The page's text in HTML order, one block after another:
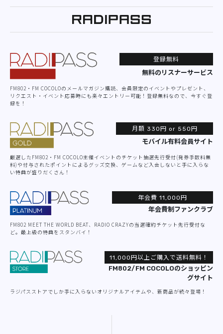
登録無料
無料のリスナーサービス
FM802・FM COCOLOのメールマガジン購読、会員限定のイベントやプレゼント、
リクエスト・イベント応募時にも楽々エントリー可能！登録無料なので、今すぐ登
録を！
月額 330円 or 550円
モバイル有料会員サイト
厳選したFM802・FM COCOLO主催イベントのチケット抽選先行受付(発券手数料無
料)や付与されたポイントによるグッズ交換、ゲームなど入会しないと手に入らな
い特典が盛りだくさん！
年会費 11,000円
年会費制ファンクラブ
FM802 MEET THE WORLD BEAT、RADIO CRAZYの当選確約チケット先行受付な
ど。最上級の特典をスタンバイ！
11,000円以上ご購入で送料無料！
FM802/FM COCOLOのショッピン
グサイト
ラジパスストアでしか手に入らないオリジナルアイテムや、新商品が続々登場！